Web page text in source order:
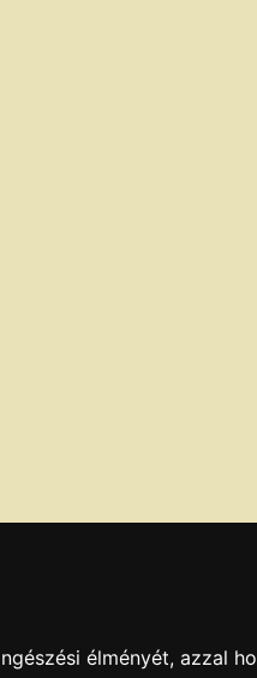
élményét, azzal